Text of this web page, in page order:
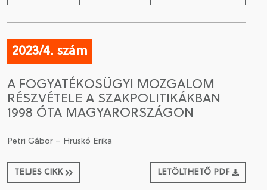
2023/4. szám
A FOGYATÉKOSÜGYI MOZGALOM
RÉSZVÉTELE A SZAKPOLITIKÁKBAN
1998 ÓTA MAGYARORSZÁGON
Petri Gábor – Hruskó Erika
TELJES CIKK LETÖLTHETŐ PDF